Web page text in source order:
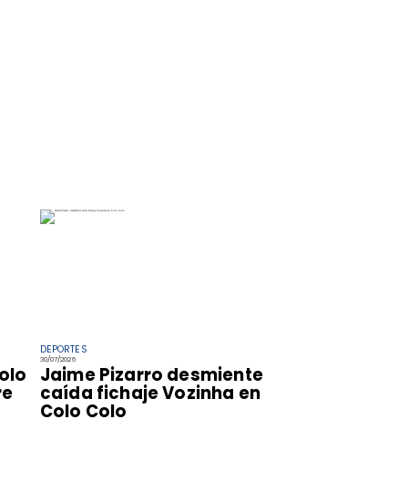
DEPORTES
30/07/2026
Jaime Pizarro desmiente
caída fichaje Vozinha en
Colo Colo